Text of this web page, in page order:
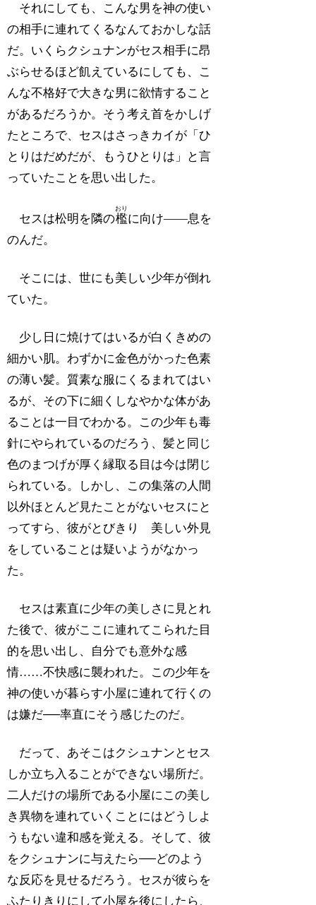
それにしても、こんな男を神の使い
の相手に連れてくるなんておかしな話
だ。いくらクシュナンがセス相手に昂
ぶらせるほど飢えているにしても、こ
んな不格好で大きな男に欲情すること
があるだろうか。そう考え首をかしげ
たところで、セスはさっきカイが「ひ
とりはだめだが、もうひとりは」と言
っていたことを思い出した。
セスは松明を隣の檻
おり
に向け――息を
のんだ。
そこには、世にも美しい少年が倒れ
ていた。
少し日に焼けてはいるが白くきめの
細かい肌。わずかに金色がかった色素
の薄い髪。質素な服にくるまれてはい
るが、その下に細くしなやかな体があ
ることは一目でわかる。この少年も毒
針にやられているのだろう、髪と同じ
色のまつげが厚く縁取る目は今は閉じ
られている。しかし、この集落の人間
以外ほとんど見たことがないセスにと
ってすら、彼がとびきり 美しい外見
をしていることは疑いようがなかっ
た。
セスは素直に少年の美しさに見とれ
た後で、彼がここに連れてこられた目
的を思い出し、自分でも意外な感
情……不快感に襲われた。この少年を
神の使いが暮らす小屋に連れて行くの
は嫌だ──率直にそう感じたのだ。
だって、あそこはクシュナンとセス
しか立ち入ることができない場所だ。
二人だけの場所である小屋にこの美し
き異物を連れていくことにはどうしよ
うもない違和感を覚える。そして、彼
をクシュナンに与えたら──どのよう
な反応を見せるだろう。セスが彼らを
ふたりきりにして小屋を後にしたら、